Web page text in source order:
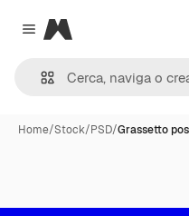
Close menu
Magnific
Home/Stock/PSD/Grassetto